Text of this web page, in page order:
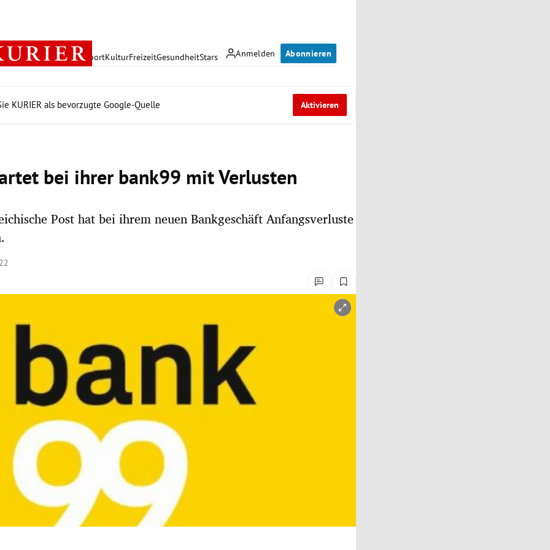
Anmelden Abonnieren
PolitikWirtschaft SportKulturFreizeitGesundheitStars
KURIER als bevorzugte Google-Quelle Aktivieren
bei ihrer bank99 mit Verlusten
Post hat bei ihrem neuen Bankgeschäft Anfangsverluste
öffnen/schließen